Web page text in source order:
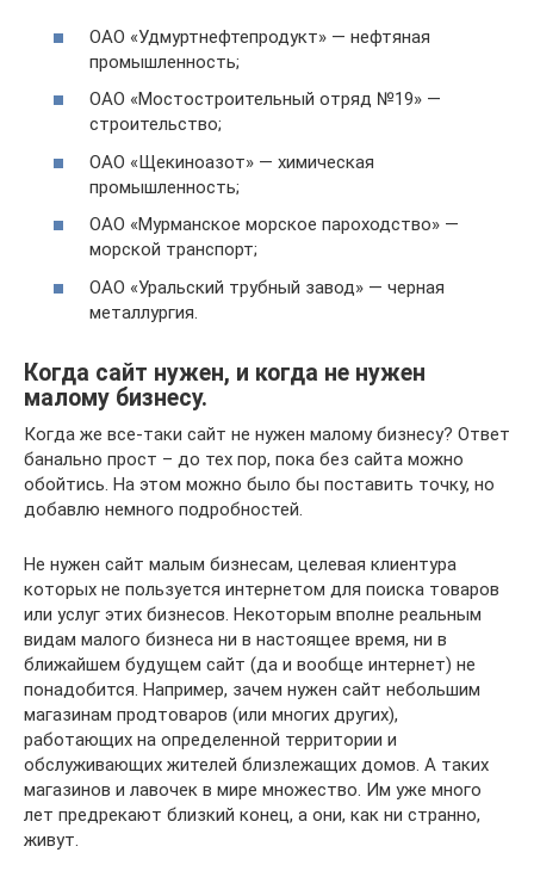
ОАО «Удмуртнефтепродукт» — нефтяная
промышленность;
ОАО «Мостостроительный отряд №19» —
строительство;
ОАО «Щекиноазот» — химическая
промышленность;
ОАО «Мурманское морское пароходство» —
морской транспорт;
ОАО «Уральский трубный завод» — черная
металлургия.
Когда сайт нужен, и когда не нужен
малому бизнесу.
Когда же все-таки сайт не нужен малому бизнесу? Ответ
банально прост – до тех пор, пока без сайта можно
обойтись. На этом можно было бы поставить точку, но
добавлю немного подробностей.
Не нужен сайт малым бизнесам, целевая клиентура
которых не пользуется интернетом для поиска товаров
или услуг этих бизнесов. Некоторым вполне реальным
видам малого бизнеса ни в настоящее время, ни в
ближайшем будущем сайт (да и вообще интернет) не
понадобится. Например, зачем нужен сайт небольшим
магазинам продтоваров (или многих других),
работающих на определенной территории и
обслуживающих жителей близлежащих домов. А таких
магазинов и лавочек в мире множество. Им уже много
лет предрекают близкий конец, а они, как ни странно,
живут.